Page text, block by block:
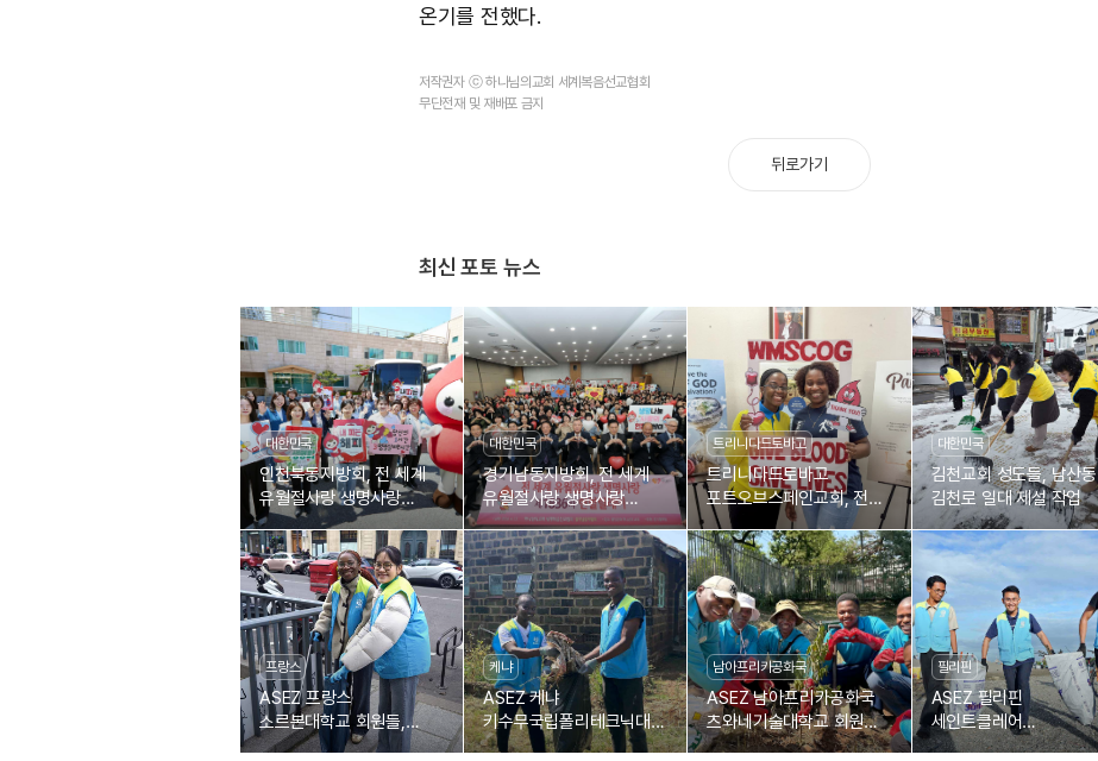
온기를 전했다.
저작권자 ⓒ 하나님의교회 세계복음선교협회
무단전재 및 재배포 금지
뒤로가기
최신 포토 뉴스
대한민국
인천북동지방회, 전 세계
유월절사랑 생명사랑
제1895차 헌혈릴레이
대한민국
경기남동지방회, 전 세계
유월절사랑 생명사랑
제1836차 헌혈릴레이
트리니다드토바고
트리니다드토바고
포트오브스페인교회, 전
세계 유월절사랑 생명사랑
제1804차 헌혈릴레이
대한민국
김천교회 성도들, 남산동
김천로 일대 제설 작업
프랑스
ASEZ 프랑스
소르본대학교 회원들,
생미셸 대로 정화
케냐
ASEZ 케냐
키수무국립폴리테크닉대
회원들, 부시아 도로변
남아프리카공화국
ASEZ 남아프리카공화국
츠와네기술대학교 회원들,
나무 심기
필리핀
ASEZ 필리핀
세인트클레어
칼로오칸대학교 회원들,